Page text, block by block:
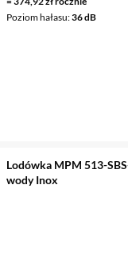
Poziom hałasu 36 dB
Lodówka MPM 513-
wody Inox